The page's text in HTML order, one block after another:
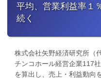
平均、営業利益率１
続く
株式会社矢野経済研究所（
チンコホール経営企業117
を算出し、売上・利益動向